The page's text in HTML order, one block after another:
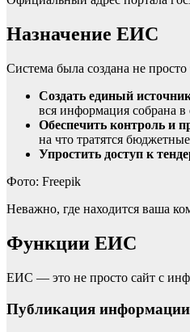
Назначение ЕИС
Система была создана не
Создать единый
вся информация собрана в
Обеспечить контроль и
на что тратятся
Упростить доступ к
Фото: Freepik
Неважно, где находится ваша
Функции ЕИС
ЕИС — это не просто сайт с
Публикация информации